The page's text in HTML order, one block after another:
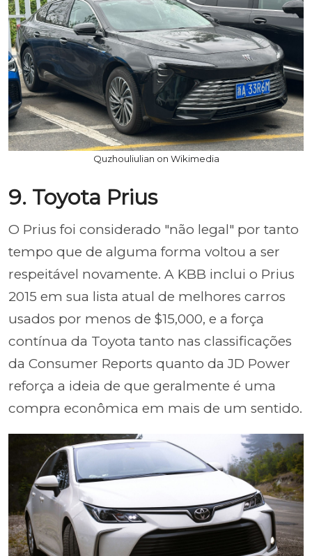
Quzhouliulian on Wikimedia
9. Toyota Prius
O Prius foi considerado "não legal" por tanto
tempo que de alguma forma voltou a ser
respeitável novamente. A KBB inclui o Prius
2015 em sua lista atual de melhores carros
usados por menos de $15,000, e a força
contínua da Toyota tanto nas classificações
da Consumer Reports quanto da JD Power
reforça a ideia de que geralmente é uma
compra econômica em mais de um sentido.